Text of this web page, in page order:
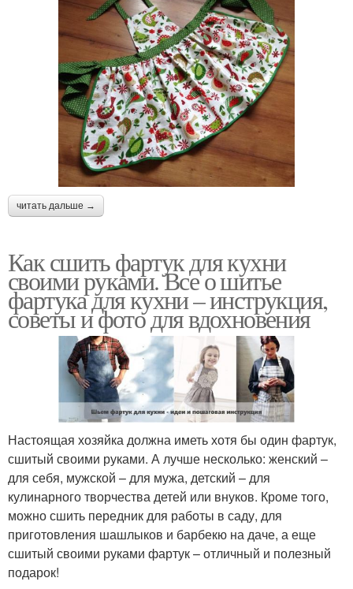
читать дальше →
Как сшить фартук для кухни
своими руками. Все о шитье
фартука для кухни – инструкция,
советы и фото для вдохновения
Настоящая хозяйка должна иметь хотя бы один фартук,
сшитый своими руками. А лучше несколько: женский –
для себя, мужской – для мужа, детский – для
кулинарного творчества детей или внуков. Кроме того,
можно сшить передник для работы в саду, для
приготовления шашлыков и барбекю на даче, а еще
сшитый своими руками фартук – отличный и полезный
подарок!